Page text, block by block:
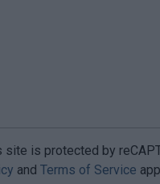
site is protected by
and Terms of Service